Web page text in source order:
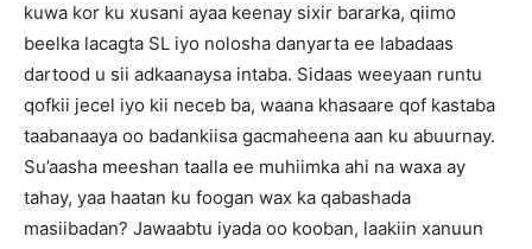
kuwa kor ku xusani ayaa keenay sixir bararka, qiimo
beelka lacagta SL iyo nolosha danyarta ee labadaas
dartood u sii adkaanaysa intaba. Sidaas weeyaan runtu
qofkii jecel iyo kii neceb ba, waana khasaare qof kastaba
taabanaaya oo badankiisa gacmaheena aan ku abuurnay.
Su’aasha meeshan taalla ee muhiimka ahi na waxa ay
tahay, yaa haatan ku foogan wax ka qabashada
masiibadan? Jawaabtu iyada oo kooban, laakiin xanuun